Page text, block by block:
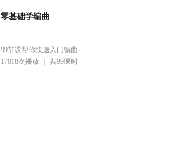
零基础学编曲
99节课帮你快速入门编曲
17018次播放 ｜ 共99课时